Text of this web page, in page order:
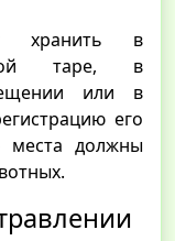
хранить в
таре, в
или в
его
места должны